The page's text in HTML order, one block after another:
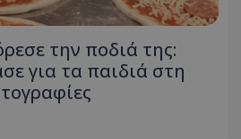
την ποδιά της:
για τα παιδιά στη
ταξινομημένα
του ιστότοπου, όπως τη
τη διαχείριση λογαριασμού.
μπορεί να χρησιμοποιηθεί σωστά
απαραίτητα cookies.